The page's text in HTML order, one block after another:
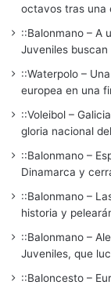
octavos tras una
::Balonmano – A
Juveniles
::Waterpolo –
europea en una
::Voleibol –
gloria nacional
::Balonmano –
Dinamarca y
::Balonmano –
historia y
::Balonmano –
Juveniles, que
::Baloncesto –